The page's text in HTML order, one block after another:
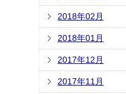
2018年02月
2018年01月
2017年12月
2017年11月